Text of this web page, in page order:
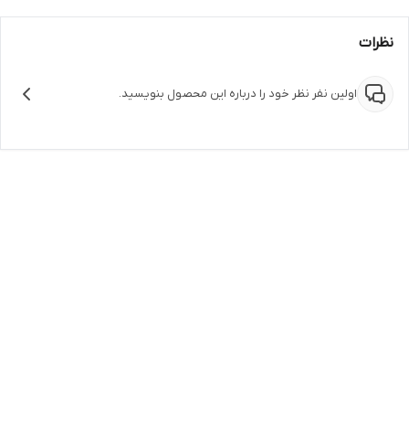
نظرات
اولین نفر نظر خود را درباره این محصول بنویسید.